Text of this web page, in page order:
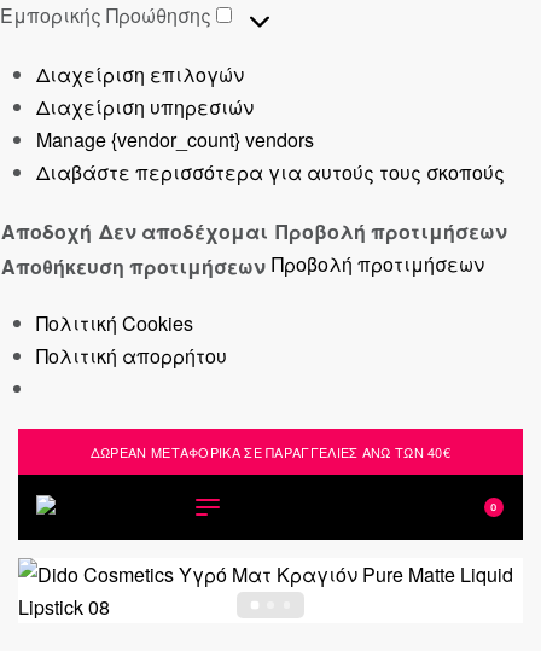
Εμπορικής Προώθησης
Διαχείριση επιλογών
Διαχείριση υπηρεσιών
Manage {vendor_count} vendors
Διαβάστε περισσότερα για αυτούς τους σκοπούς
Αποδοχή Δεν αποδέχομαι Προβολή προτιμήσεων
Αποθήκευση προτιμήσεων Προβολή προτιμήσεων
Πολιτική Cookies
Πολιτική απορρήτου
ΔΩΡΕΑΝ ΜΕΤΑΦΟΡΙΚΑ ΣΕ ΠΑΡΑΓΓΕΛΙΕΣ ΑΝΩ ΤΩΝ 40€
0